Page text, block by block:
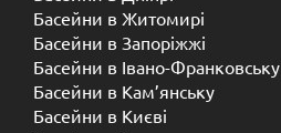
Басейни в Житомирі
Басейни в Запоріжжі
Басейни в Івано-Франковську
Басейни в Кам’янську
Басейни в Києві